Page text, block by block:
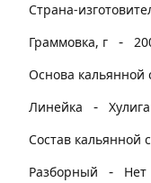
Страна-
Граммовка, г
-
Основа кальянной
Линейка
-
Состав кальянной
Разборный
- Нет